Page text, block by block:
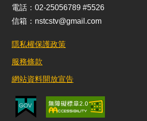
電話：02-25056789 #5526
信箱：nstcstv@gmail.com
隱私權保護政策
服務條款
網站資料開放宣告